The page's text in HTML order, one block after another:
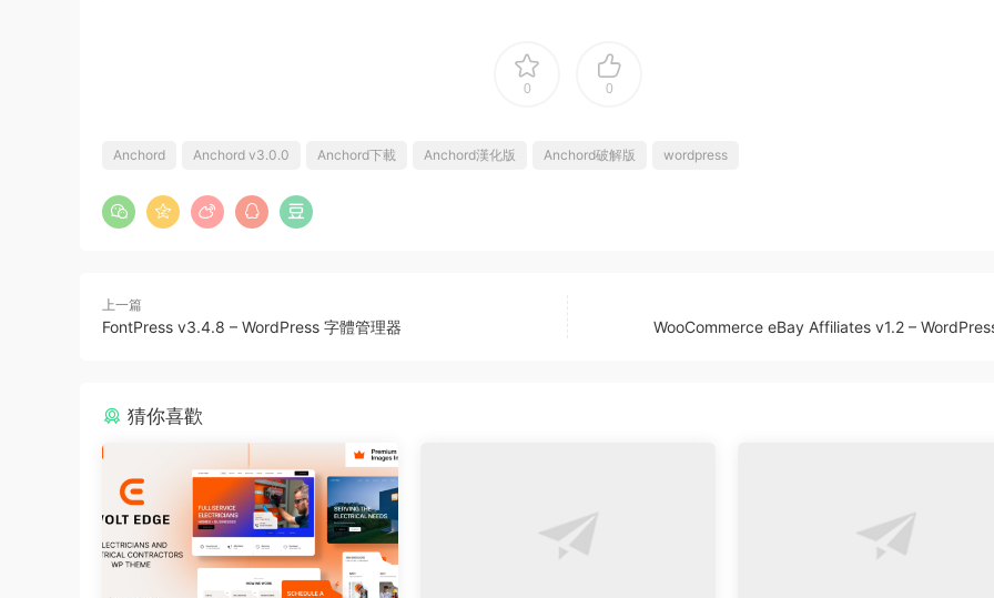
0 0
Anchord Anchord v3.0.0 Anchord下載 Anchord漢化版 Anchord破解版 wordpress
上一篇
FontPress v3.4.8 – WordPress 字體管理器 WooCommerce eBay Affiliates v1.2 –
猜你喜歡